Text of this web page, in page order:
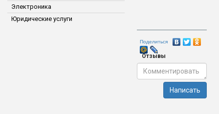
Электроника
Юридические услуги
Поделиться
Отзывы
Написать